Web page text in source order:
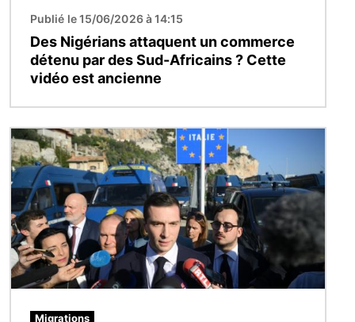
Publié le 15/06/2026 à 14:15
Des Nigérians attaquent un commerce
détenu par des Sud-Africains ? Cette
vidéo est ancienne
Image
Migrations